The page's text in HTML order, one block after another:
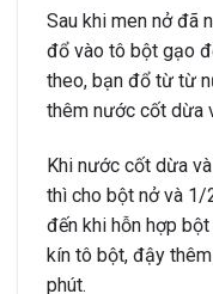
Sau khi men nở đã
đổ vào tô bột gạo
theo, bạn đổ từ từ
thêm nước cốt dừa
Khi nước cốt dừa
thì cho bột nở và 1/
đến khi hỗn hợp
kín tô bột, đậy
phút.